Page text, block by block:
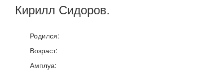
Кирилл Сидоров.
Родился:
Возраст:
Амплуа: